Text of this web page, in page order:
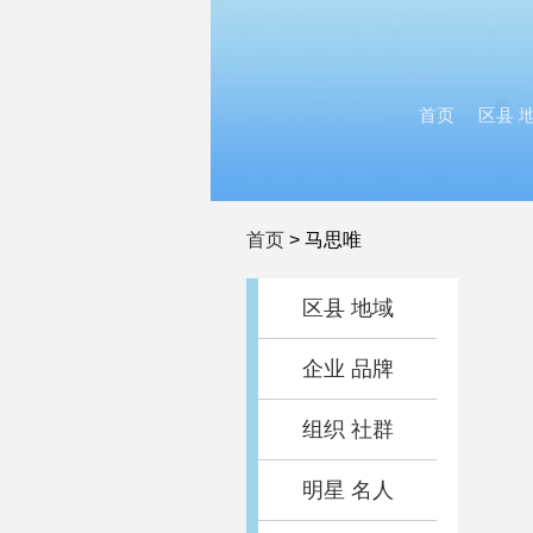
首页 区县
首页 > 马思唯
区县 地域
企业 品牌
组织 社群
明星 名人